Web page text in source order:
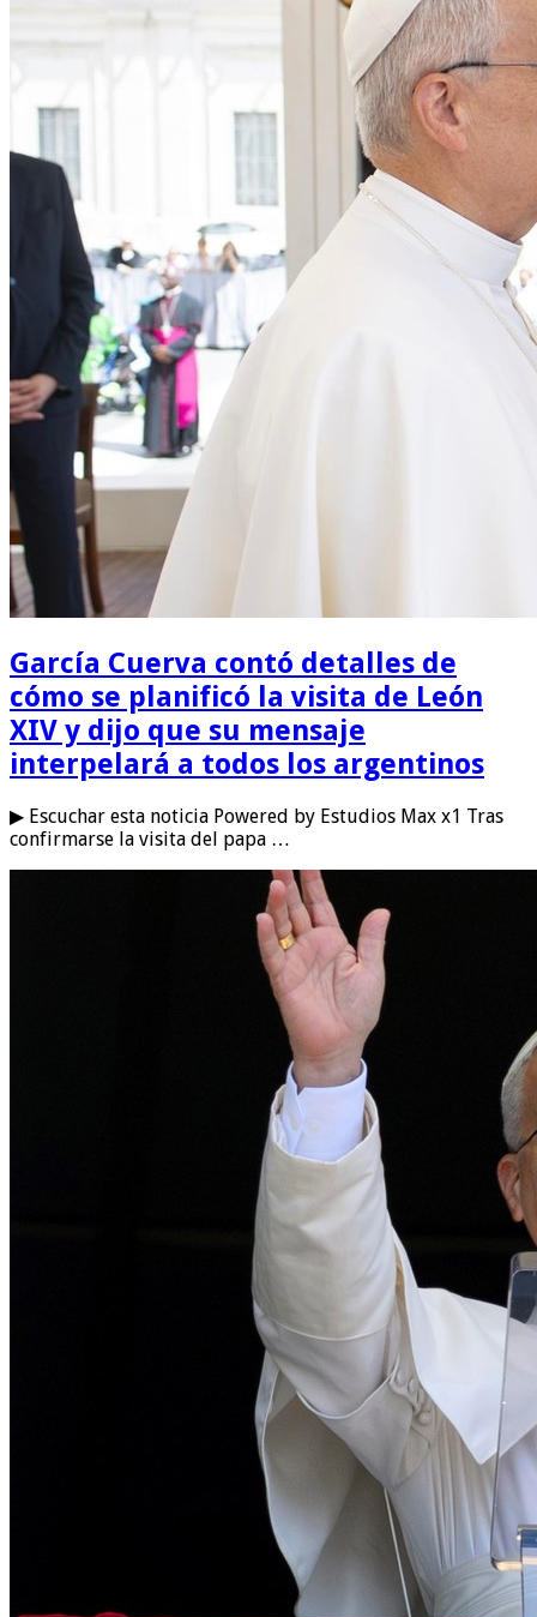
García Cuerva contó detalles de
cómo se planificó la visita de León
XIV y dijo que su mensaje
interpelará a todos los argentinos
▶ Escuchar esta noticia Powered by Estudios Max x1 Tras
confirmarse la visita del papa …